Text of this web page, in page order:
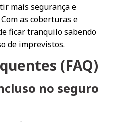
mais segurança e
as coberturas e
ficar tranquilo sabendo
de imprevistos.
(FAQ)
no seguro